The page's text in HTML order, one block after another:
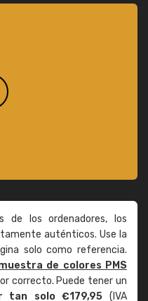
de los ordenadores, los
auténticos. Use la
solo como referencia.
de colores PMS
correcto. Puede tener un
tan solo €179,95 (IVA